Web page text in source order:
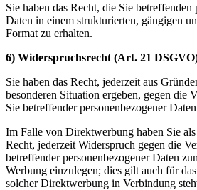
Sie haben das Recht, die Sie betreffenden
Daten in einem strukturierten, gängigen
Format zu erhalten.
6) Widerspruchsrecht (Art. 21
Sie haben das Recht, jederzeit aus
besonderen Situation ergeben, gegen die
Sie betreffender personenbezogener
Im Falle von Direktwerbung haben Sie
Recht, jederzeit Widerspruch gegen die
betreffender personenbezogener Daten
Werbung einzulegen; dies gilt auch für
solcher Direktwerbung in Verbindung